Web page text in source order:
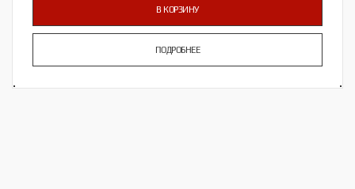
В КОРЗИНУ
ПОДРОБНЕЕ